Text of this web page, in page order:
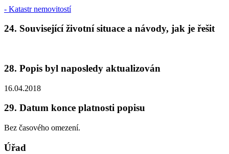
- Katastr nemovitostí
24. Související životní situace a návody, jak je řešit
28. Popis byl naposledy aktualizován
16.04.2018
29. Datum konce platnosti popisu
Bez časového omezení.
Úřad